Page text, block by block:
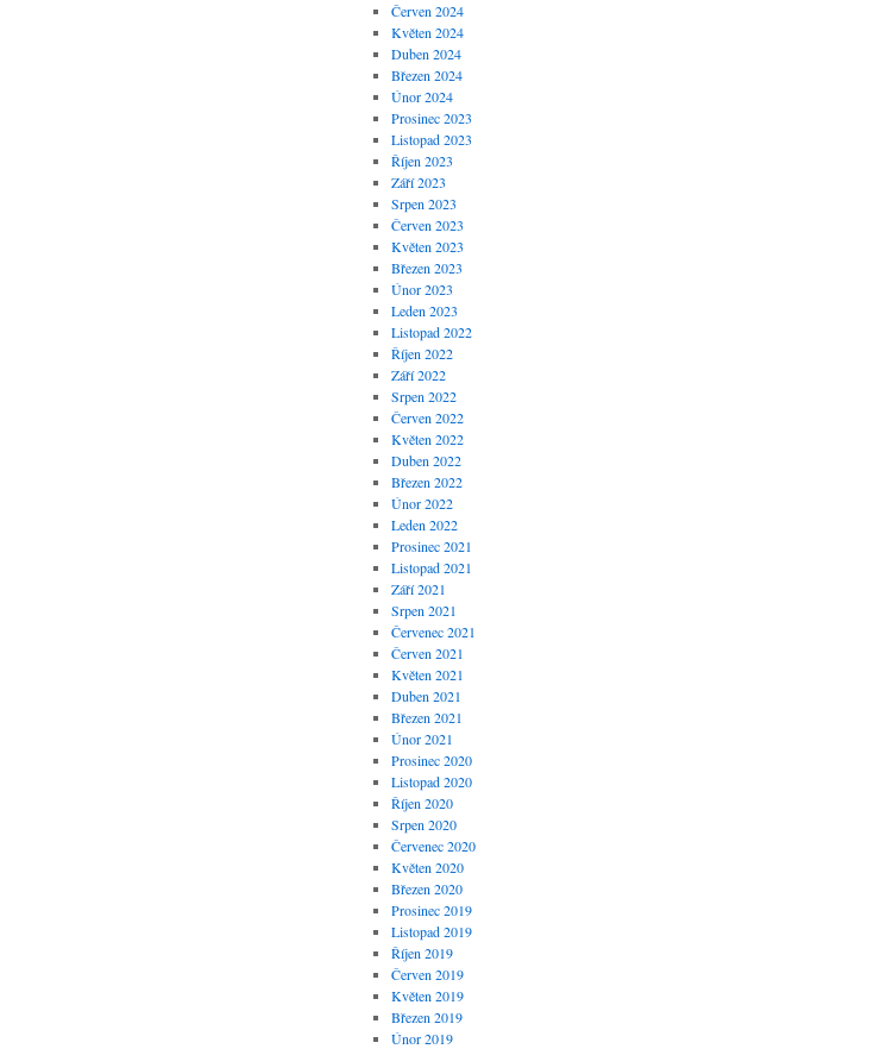
Červen 2024
Květen 2024
Duben 2024
Březen 2024
Únor 2024
Prosinec 2023
Listopad 2023
Říjen 2023
Září 2023
Srpen 2023
Červen 2023
Květen 2023
Březen 2023
Únor 2023
Leden 2023
Listopad 2022
Říjen 2022
Září 2022
Srpen 2022
Červen 2022
Květen 2022
Duben 2022
Březen 2022
Únor 2022
Leden 2022
Prosinec 2021
Listopad 2021
Září 2021
Srpen 2021
Červenec 2021
Červen 2021
Květen 2021
Duben 2021
Březen 2021
Únor 2021
Prosinec 2020
Listopad 2020
Říjen 2020
Srpen 2020
Červenec 2020
Květen 2020
Březen 2020
Prosinec 2019
Listopad 2019
Říjen 2019
Červen 2019
Květen 2019
Březen 2019
Únor 2019